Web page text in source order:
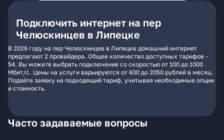
Подключить интернет на пер
Челюскинцев в Липецке
В 2026 году на пер Челюскинцев в Липецке домашний интернет
предлагают 2 провайдера. Общее количество доступных тарифов -
54. Вы можете выбрать подключение со скоростью от 100 до 1000
Мбит/с. Цены на услуги варьируются от 600 до 2050 рублей в месяц.
Подайте заявку на подходящий тариф, учитывая необходимые опции
и стоимость.
Часто задаваемые вопросы